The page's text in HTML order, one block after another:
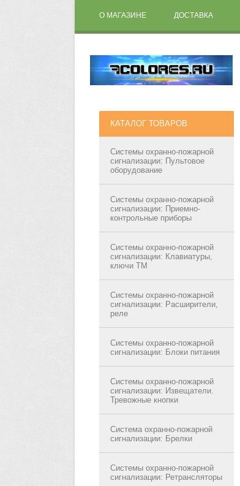
О МАГАЗИНЕ ДОСТАВКА
КАТАЛОГ ТОВАРОВ
Системы охранно-пожарной
сигнализации: Пультовое
оборудование
Системы охранно-пожарной
сигнализации: Приемно-
контрольные приборы
Системы охранно-пожарной
сигнализации: Клавиатуры,
ключи ТМ
Системы охранно-пожарной
сигнализации: Расширители,
реле
Системы охранно-пожарной
сигнализации: Блоки питания
Системы охранно-пожарной
сигнализации: Извещатели.
Тревожные кнопки
Система охранно-пожарной
сигнализации: Брелки
Системы охранно-пожарной
сигнализации: Ретрансляторы